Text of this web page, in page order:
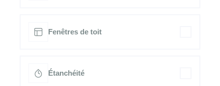
Fenêtres de toit
Étanchéité